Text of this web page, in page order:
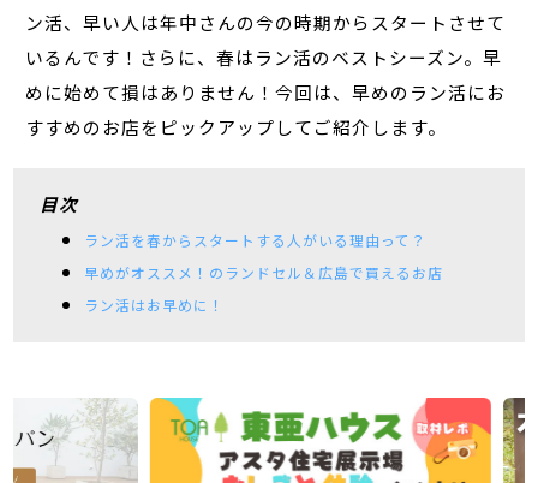
ン活、早い人は年中さんの今の時期からスタートさせて
いるんです！さらに、春はラン活のベストシーズン。早
めに始めて損はありません！今回は、早めのラン活にお
すすめのお店をピックアップしてご紹介します。
目次
ラン活を春からスタートする人がいる理由って？
早めがオススメ！のランドセル＆広島で買えるお店
ラン活はお早めに！